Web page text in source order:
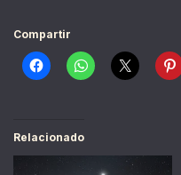
Compartir
Relacionado